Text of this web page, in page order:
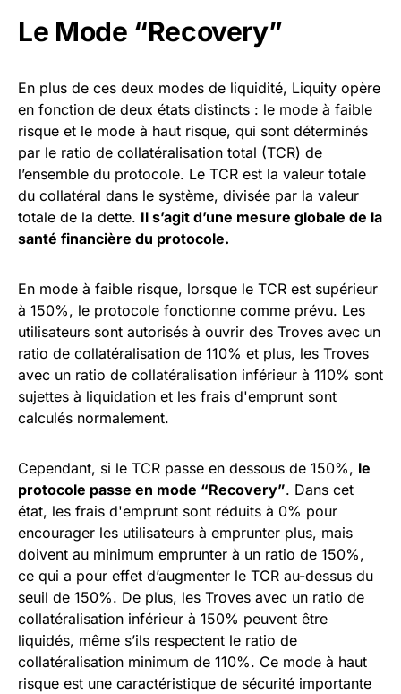
Le Mode “Recovery”
En plus de ces deux modes de liquidité, Liquity opère
en fonction de deux états distincts : le mode à faible
risque et le mode à haut risque, qui sont déterminés
par le ratio de collatéralisation total (TCR) de
l’ensemble du protocole. Le TCR est la valeur totale
du collatéral dans le système, divisée par la valeur
totale de la dette. Il s’agit d’une mesure globale de la
santé financière du protocole.
En mode à faible risque, lorsque le TCR est supérieur
à 150%, le protocole fonctionne comme prévu. Les
utilisateurs sont autorisés à ouvrir des Troves avec un
ratio de collatéralisation de 110% et plus, les Troves
avec un ratio de collatéralisation inférieur à 110% sont
sujettes à liquidation et les frais d'emprunt sont
calculés normalement.
Cependant, si le TCR passe en dessous de 150%, le
protocole passe en mode “Recovery”. Dans cet
état, les frais d'emprunt sont réduits à 0% pour
encourager les utilisateurs à emprunter plus, mais
doivent au minimum emprunter à un ratio de 150%,
ce qui a pour effet d’augmenter le TCR au-dessus du
seuil de 150%. De plus, les Troves avec un ratio de
collatéralisation inférieur à 150% peuvent être
liquidés, même s’ils respectent le ratio de
collatéralisation minimum de 110%. Ce mode à haut
risque est une caractéristique de sécurité importante